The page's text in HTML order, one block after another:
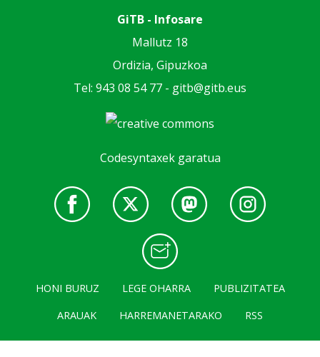
GiTB - Infosare
Mallutz 18
Ordizia, Gipuzkoa
Tel: 943 08 54 77 - gitb@gitb.eus
Codesyntaxek garatua
HONI BURUZ LEGE OHARRA
PUBLIZITATEA
ARAUAK
HARREMANETARAKO RSS